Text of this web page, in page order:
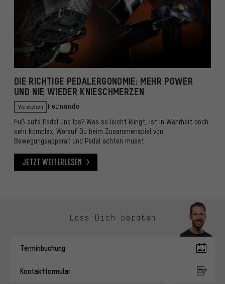
DIE RICHTIGE PEDALERGONOMIE: MEHR POWER
UND NIE WIEDER KNIESCHMERZEN
Verstehen Fernando
Fuß aufs Pedal und los? Was so leicht klingt, ist in Wahrheit doch
sehr komplex. Worauf Du beim Zusammenspiel von
Bewegungsapparat und Pedal achten musst.
Jetzt weiterlesen
Lass Dich beraten
Terminbuchung
Kontaktformular